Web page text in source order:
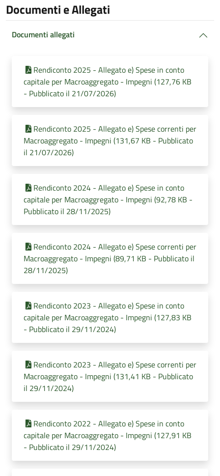
Documenti e Allegati
Documenti allegati
Rendiconto 2025 - Allegato e) Spese in conto
capitale per Macroaggregato - Impegni (127,76 KB
- Pubblicato il 21/07/2026)
Rendiconto 2025 - Allegato e) Spese correnti per
Macroaggregato - Impegni (131,67 KB - Pubblicato
il 21/07/2026)
Rendiconto 2024 - Allegato e) Spese in conto
capitale per Macroaggregato - Impegni (92,78 KB -
Pubblicato il 28/11/2025)
Rendiconto 2024 - Allegato e) Spese correnti per
Macroaggregato - Impegni (89,71 KB - Pubblicato il
28/11/2025)
Rendiconto 2023 - Allegato e) Spese in conto
capitale per Macroaggregato - Impegni (127,83 KB
- Pubblicato il 29/11/2024)
Rendiconto 2023 - Allegato e) Spese correnti per
Macroaggregato - Impegni (131,41 KB - Pubblicato
il 29/11/2024)
Rendiconto 2022 - Allegato e) Spese in conto
capitale per Macroaggregato - Impegni (127,91 KB
- Pubblicato il 29/11/2024)